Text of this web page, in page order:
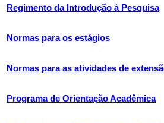
Regimento da Introdução à Pesquisa
Normas para os estágios
Normas para as atividades de
Programa de Orientação Acadêmica